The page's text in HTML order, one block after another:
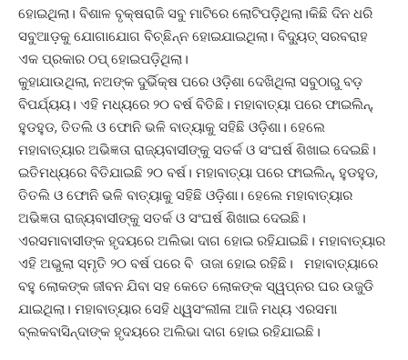
ହୋଇଥିଲା। ବିଶାଳ ବୃକ୍ଷରାଜି ସବୁ ମାଟିରେ ଲୋଟିପଡ଼ିଥିଲା।କିଛି ଦିନ ଧରି
ସବୁଆଡ଼କୁ ଯୋଗାଯୋଗ ବିଚ୍ଛିନ୍ନ ହୋଇଯାଇଥିଲା। ବିଦ୍ୟୁତ୍ ସରବରାହ
ଏକ ପ୍ରକାର ଠପ୍ ହୋଇପଡ଼ିଥିଲା।
କୁହାଯାଉଥିଲା, ନଅଙ୍କ ଦୁର୍ଭିକ୍ଷ ପରେ ଓଡ଼ିଶା ଦେଖିଥିଲା ସବୁଠାରୁ ବଡ଼
ବିପର୍ଯ୍ୟୟ। ଏହି ମଧ୍ୟରେ ୨୦ ବର୍ଷ ବିତିଛି। ମହାବାତ୍ୟା ପରେ ଫାଇଲିନ୍,
ହୁଡହୁଡ, ତିତଲି ଓ ଫୋନି ଭଳି ବାତ୍ୟାକୁ ସହିଛି ଓଡ଼ିଶା। ହେଲେ
ମହାବାତ୍ୟାର ଅଭିଜ୍ଞତା ରାଜ୍ୟବାସୀଙ୍କୁ ସତର୍କ ଓ ସଂଘର୍ଷ ଶିଖାଇ ଦେଇଛି।
ଇତିମଧ୍ୟରେ ବିତିଯାଇଛି ୨୦ ବର୍ଷ। ମହାବାତ୍ୟା ପରେ ଫାଇଲିନ୍, ହୁଡହୁଡ,
ତିତଲି ଓ ଫୋନି ଭଳି ବାତ୍ୟାକୁ ସହିଛି ଓଡ଼ିଶା। ହେଲେ ମହାବାତ୍ୟାର
ଅଭିଜ୍ଞତା ରାଜ୍ୟବାସୀଙ୍କୁ ସତର୍କ ଓ ସଂଘର୍ଷ ଶିଖାଇ ଦେଇଛି।
ଏରସମାବାସୀଙ୍କ ହୃଦୟରେ ଅଲିଭା ଦାଗ ହୋଇ ରହିଯାଇଛି। ମହାବାତ୍ୟାର
ଏହି ଅଭୁଲା ସ୍ମୃତି ୨୦ ବର୍ଷ ପରେ ବି ତାଜା ହୋଇ ରହିଛି। ମହାବାତ୍ୟାରେ
ବହୁ ଲୋକଙ୍କ ଜୀବନ ଯିବା ସହ କେତେ ଲୋକଙ୍କ ସ୍ୱପ୍ନର ଘର ଉଜୁଡି
ଯାଇଥିଲା। ମହାବାତ୍ୟାର ସେହି ଧ୍ୱସଂଲୀଳା ଆଜି ମଧ୍ୟ ଏରସମା
ବ୍ଲକବାସିନ୍ଦାଙ୍କ ହୃଦୟରେ ଅଲିଭା ଦାଗ ହୋଇ ରହିଯାଇଛି।